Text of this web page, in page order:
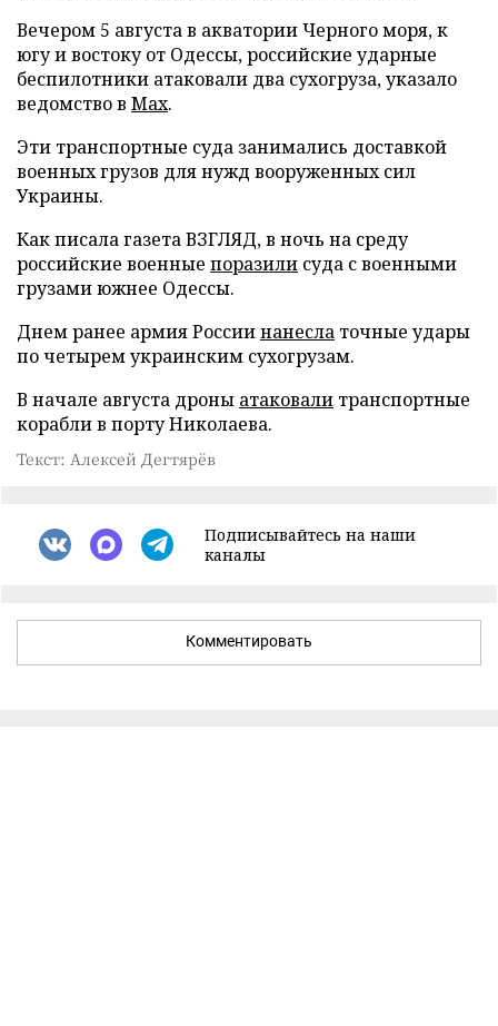
Вечером 5 августа в акватории Черного моря, к
югу и востоку от Одессы, российские ударные
беспилотники атаковали два сухогруза, указало
ведомство в Max.
Эти транспортные суда занимались доставкой
военных грузов для нужд вооруженных сил
Украины.
Как писала газета ВЗГЛЯД, в ночь на среду
российские военные поразили суда с военными
грузами южнее Одессы.
Днем ранее армия Россиинанесла точные удары
по четырем украинским сухогрузам.
В начале августа дроны атаковали транспортные
корабли в порту Николаева.
Текст: Алексей Дегтярёв
Подписывайтесь на наши
каналы
Комментировать